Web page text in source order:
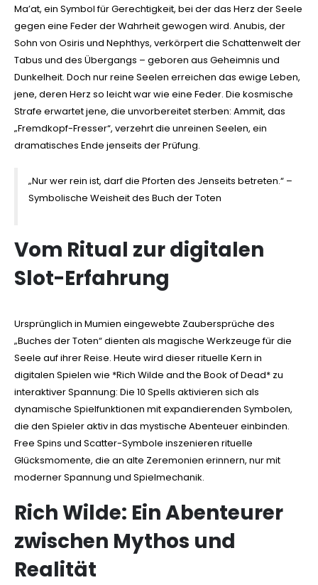
Ma’at, ein Symbol für Gerechtigkeit, bei der das Herz der Seele
gegen eine Feder der Wahrheit gewogen wird. Anubis, der
Sohn von Osiris und Nephthys, verkörpert die Schattenwelt der
Tabus und des Übergangs – geboren aus Geheimnis und
Dunkelheit. Doch nur reine Seelen erreichen das ewige Leben,
jene, deren Herz so leicht war wie eine Feder. Die kosmische
Strafe erwartet jene, die unvorbereitet sterben: Ammit, das
„Fremdkopf-Fresser“, verzehrt die unreinen Seelen, ein
dramatisches Ende jenseits der Prüfung.
„Nur wer rein ist, darf die Pforten des Jenseits betreten.“ –
Symbolische Weisheit des Buch der Toten
Vom Ritual zur digitalen
Slot-Erfahrung
Ursprünglich in Mumien eingewebte Zaubersprüche des
„Buches der Toten“ dienten als magische Werkzeuge für die
Seele auf ihrer Reise. Heute wird dieser rituelle Kern in
digitalen Spielen wie *Rich Wilde and the Book of Dead* zu
interaktiver Spannung: Die 10 Spells aktivieren sich als
dynamische Spielfunktionen mit expandierenden Symbolen,
die den Spieler aktiv in das mystische Abenteuer einbinden.
Free Spins und Scatter-Symbole inszenieren rituelle
Glücksmomente, die an alte Zeremonien erinnern, nur mit
moderner Spannung und Spielmechanik.
Rich Wilde: Ein Abenteurer
zwischen Mythos und
Realität